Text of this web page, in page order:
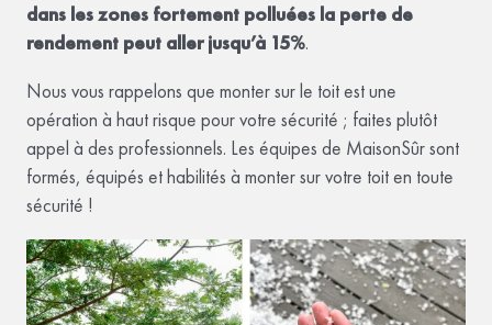
dans les zones fortement polluées la perte de
rendement peut aller jusqu’à 15%.
Nous vous rappelons que monter sur le toit est une
opération à haut risque pour votre sécurité ; faites plutôt
appel à des professionnels. Les équipes de MaisonSûr sont
formés, équipés et habilités à monter sur votre toit en toute
sécurité !